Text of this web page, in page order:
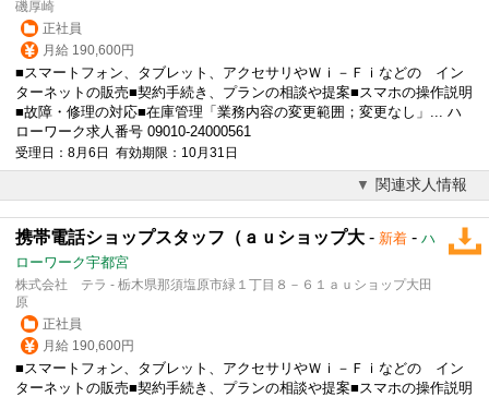
磯厚崎
正社員
月給 190,600円
■スマートフォン、タブレット、アクセサリやＷｉ－Ｆｉなどの イン
ターネットの販売■契約手続き、プランの相談や提案■スマホの操作説明
■故障・ 修理の対応■在庫管理「業務内容の変更範囲；変更なし」... ハ
ローワーク求人番号 09010-24000561
受理日：8月6日 有効期限：10月31日
関連求人情報
携帯電話ショップスタッフ（ａｕショップ大 - 新着 - ハ
ローワーク宇都宮
株式会社 テラ - 栃木県那須塩原市緑１丁目８－６１ａｕショップ大田
原
正社員
月給 190,600円
■スマートフォン、タブレット、アクセサリやＷｉ－Ｆｉなどの イン
ターネットの販売■契約手続き、プランの相談や提案■スマホの操作説明